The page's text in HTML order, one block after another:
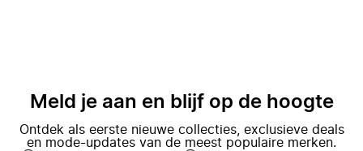
Meld je aan en blijf op de hoogte
Ontdek als eerste nieuwe collecties, exclusieve deals
en mode-updates van de meest populaire merken.